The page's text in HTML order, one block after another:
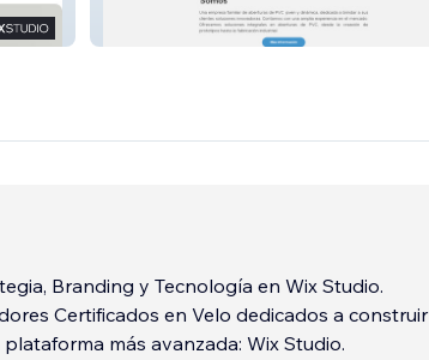
Branding y Tecnología en Wix Studio.
Certificados en Velo dedicados a construir
más avanzada: Wix Studio.